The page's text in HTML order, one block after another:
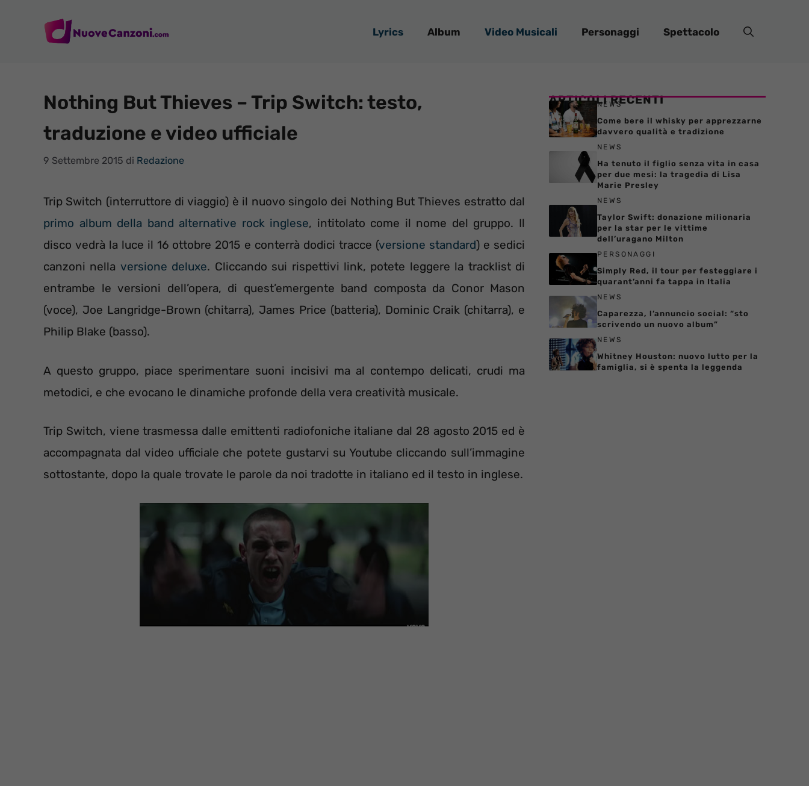
Lyrics Album Video Musicali Personaggi Spettacolo
Nothing But Thieves – Trip Switch: testo,
traduzione e video ufficiale
9 Settembre 2015 di Redazione
Trip Switch (interruttore di viaggio) è il nuovo singolo dei Nothing But Thieves estratto dal
primo album della band alternative rock inglese, intitolato come il nome del gruppo. Il
disco vedrà la luce il 16 ottobre 2015 e conterrà dodici tracce (versione standard) e sedici
canzoni nella versione deluxe. Cliccando sui rispettivi link, potete leggere la tracklist di
entrambe le versioni dell’opera, di quest’emergente band composta da Conor Mason
(voce), Joe Langridge-Brown (chitarra), James Price (batteria), Dominic Craik (chitarra), e
Philip Blake (basso).
A questo gruppo, piace sperimentare suoni incisivi ma al contempo delicati, crudi ma
metodici, e che evocano le dinamiche profonde della vera creatività musicale.
Trip Switch, viene trasmessa dalle emittenti radiofoniche italiane dal 28 agosto 2015 ed è
accompagnata dal video ufficiale che potete gustarvi su Youtube cliccando sull’immagine
sottostante, dopo la quale trovate le parole da noi tradotte in italiano ed il testo in inglese.
ARTICOLI RECENTI
NEWS
Come bere il whisky per apprezzarne
davvero qualità e tradizione
NEWS
Ha tenuto il figlio senza vita in casa
per due mesi: la tragedia di Lisa
Marie Presley
NEWS
Taylor Swift: donazione milionaria
per la star per le vittime
dell’uragano Milton
PERSONAGGI
Simply Red, il tour per festeggiare i
quarant’anni fa tappa in Italia
NEWS
Caparezza, l’annuncio social: “sto
scrivendo un nuovo album”
NEWS
Whitney Houston: nuovo lutto per la
famiglia, si è spenta la leggenda